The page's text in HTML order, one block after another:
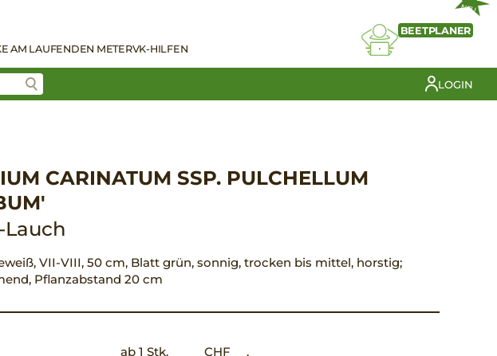
AM LAUFENDEN METERVK-HILFEN
NEU
BEETPLANER
LOGIN
CARINATUM SSP. PULCHELLUM
Lauch
VII-VIII, 50 cm, Blatt grün, sonnig, trocken bis mittel, horstig;
Pflanzabstand 20 cm
ab 1 Stk.
CHF __,__